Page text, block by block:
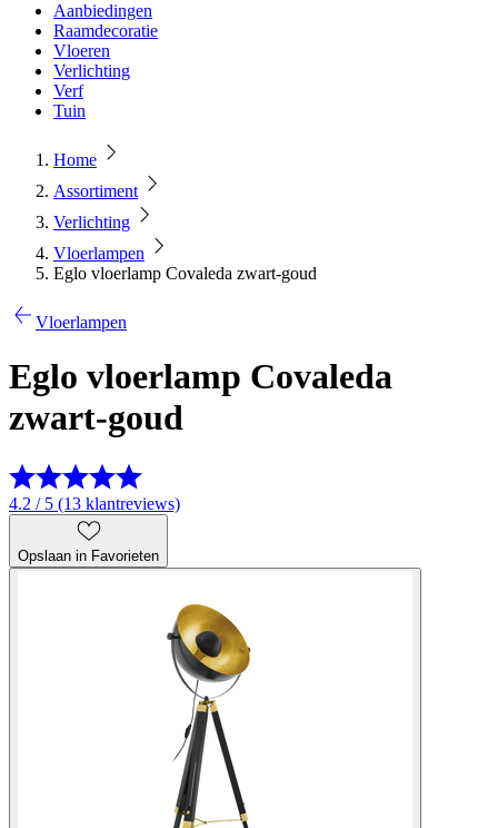
Aanbiedingen
Raamdecoratie
Vloeren
Verlichting
Verf
Tuin
Home
Assortiment
Verlichting
Vloerlampen
Eglo vloerlamp Covaleda zwart-goud
Vloerlampen
Eglo vloerlamp Covaleda
zwart-goud
4.2 / 5 (13 klantreviews)
Opslaan in Favorieten